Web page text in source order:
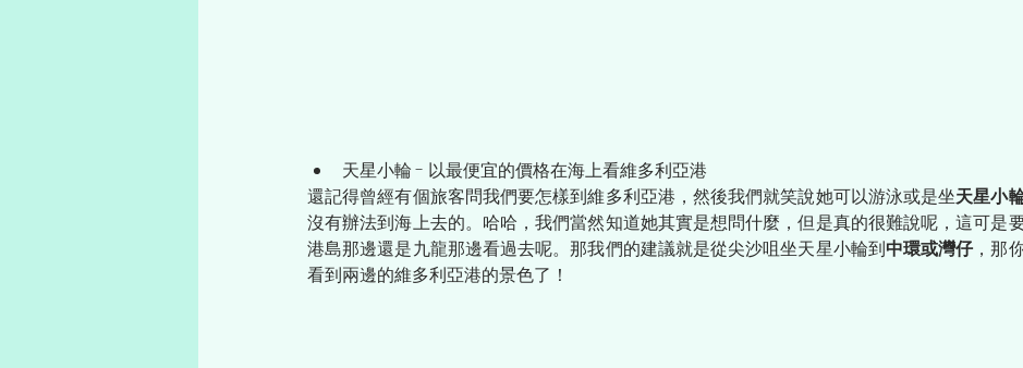
天星小輪 - 以最便宜的價格在海上看維多利亞港
還記得曾經有個旅客問我們要怎樣到維多利亞港，然後我們就笑說她可以游泳或是坐天星小
沒有辦法到海上去的。哈哈，我們當然知道她其實是想問什麼，但是真的很難說呢，這可是
港島那邊還是九龍那邊看過去呢。那我們的建議就是從尖沙咀坐天星小輪到中環或灣仔，那
看到兩邊的維多利亞港的景色了！